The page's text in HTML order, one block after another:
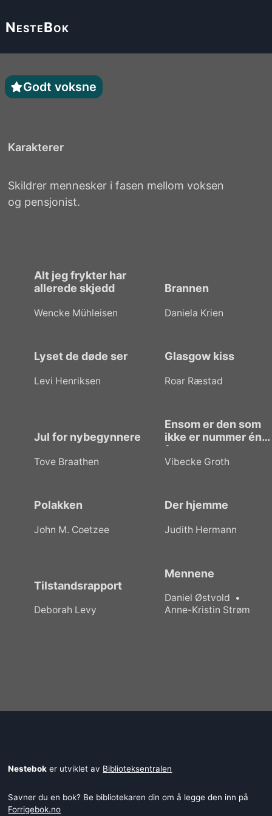
NesteBok
Godt voksne
Karakterer
Skildrer mennesker i fasen mellom voksen
og pensjonist.
Alt jeg frykter har
allerede skjedd
Wencke Mühleisen
Brannen
Daniela Krien
Lyset de døde ser
Levi Henriksen
Glasgow kiss
Roar Ræstad
Jul for nybegynnere
Tove Braathen
Ensom er den som
ikke er nummer én
for noen
Vibecke Groth
Polakken
John M. Coetzee
Der hjemme
Judith Hermann
Tilstandsrapport
Deborah Levy
Mennene
Daniel Østvold
Anne-Kristin Strøm
Nestebok er utviklet av Biblioteksentralen
Savner du en bok? Be bibliotekaren din om å legge den inn på
Forrigebok.no